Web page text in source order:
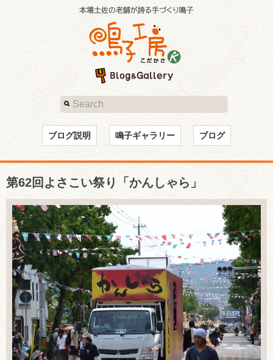
ブログ説明 鳴子ギャラリー ブログ
第62回よさこい祭り「かんしゃら」